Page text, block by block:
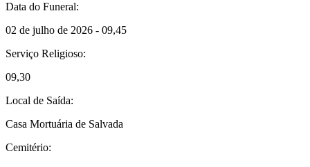
Data do Funeral:
02 de julho de 2026 - 09,45
Serviço Religioso:
09,30
Local de Saída:
Casa Mortuária de Salvada
Cemitério: